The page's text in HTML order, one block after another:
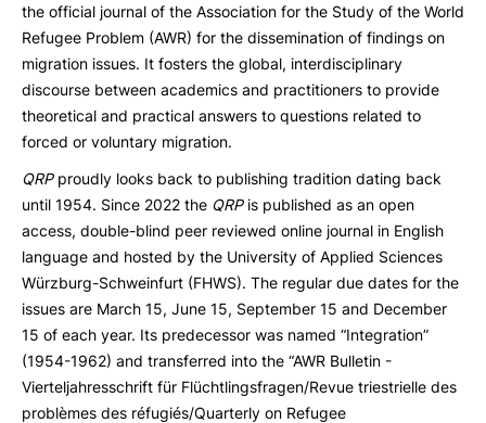
the official journal of the Association for the Study of the World
Refugee Problem (AWR) for the dissemination of findings on
migration issues. It fosters the global, interdisciplinary
discourse between academics and practitioners to provide
theoretical and practical answers to questions related to
forced or voluntary migration.
QRPproudly looks back to publishing tradition dating back
until 1954. Since 2022 the QRPis published as an open
access, double-blind peer reviewed online journal in English
language and hosted by the University of Applied Sciences
Würzburg-Schweinfurt (FHWS). The regular due dates for the
issues are March 15, June 15, September 15 and December
15 of each year. Its predecessor was named “Integration”
(1954-1962) and transferred into the “AWR Bulletin -
Vierteljahresschrift für Flüchtlingsfragen/Revue triestrielle des
problèmes des réfugiés/Quarterly on Refugee